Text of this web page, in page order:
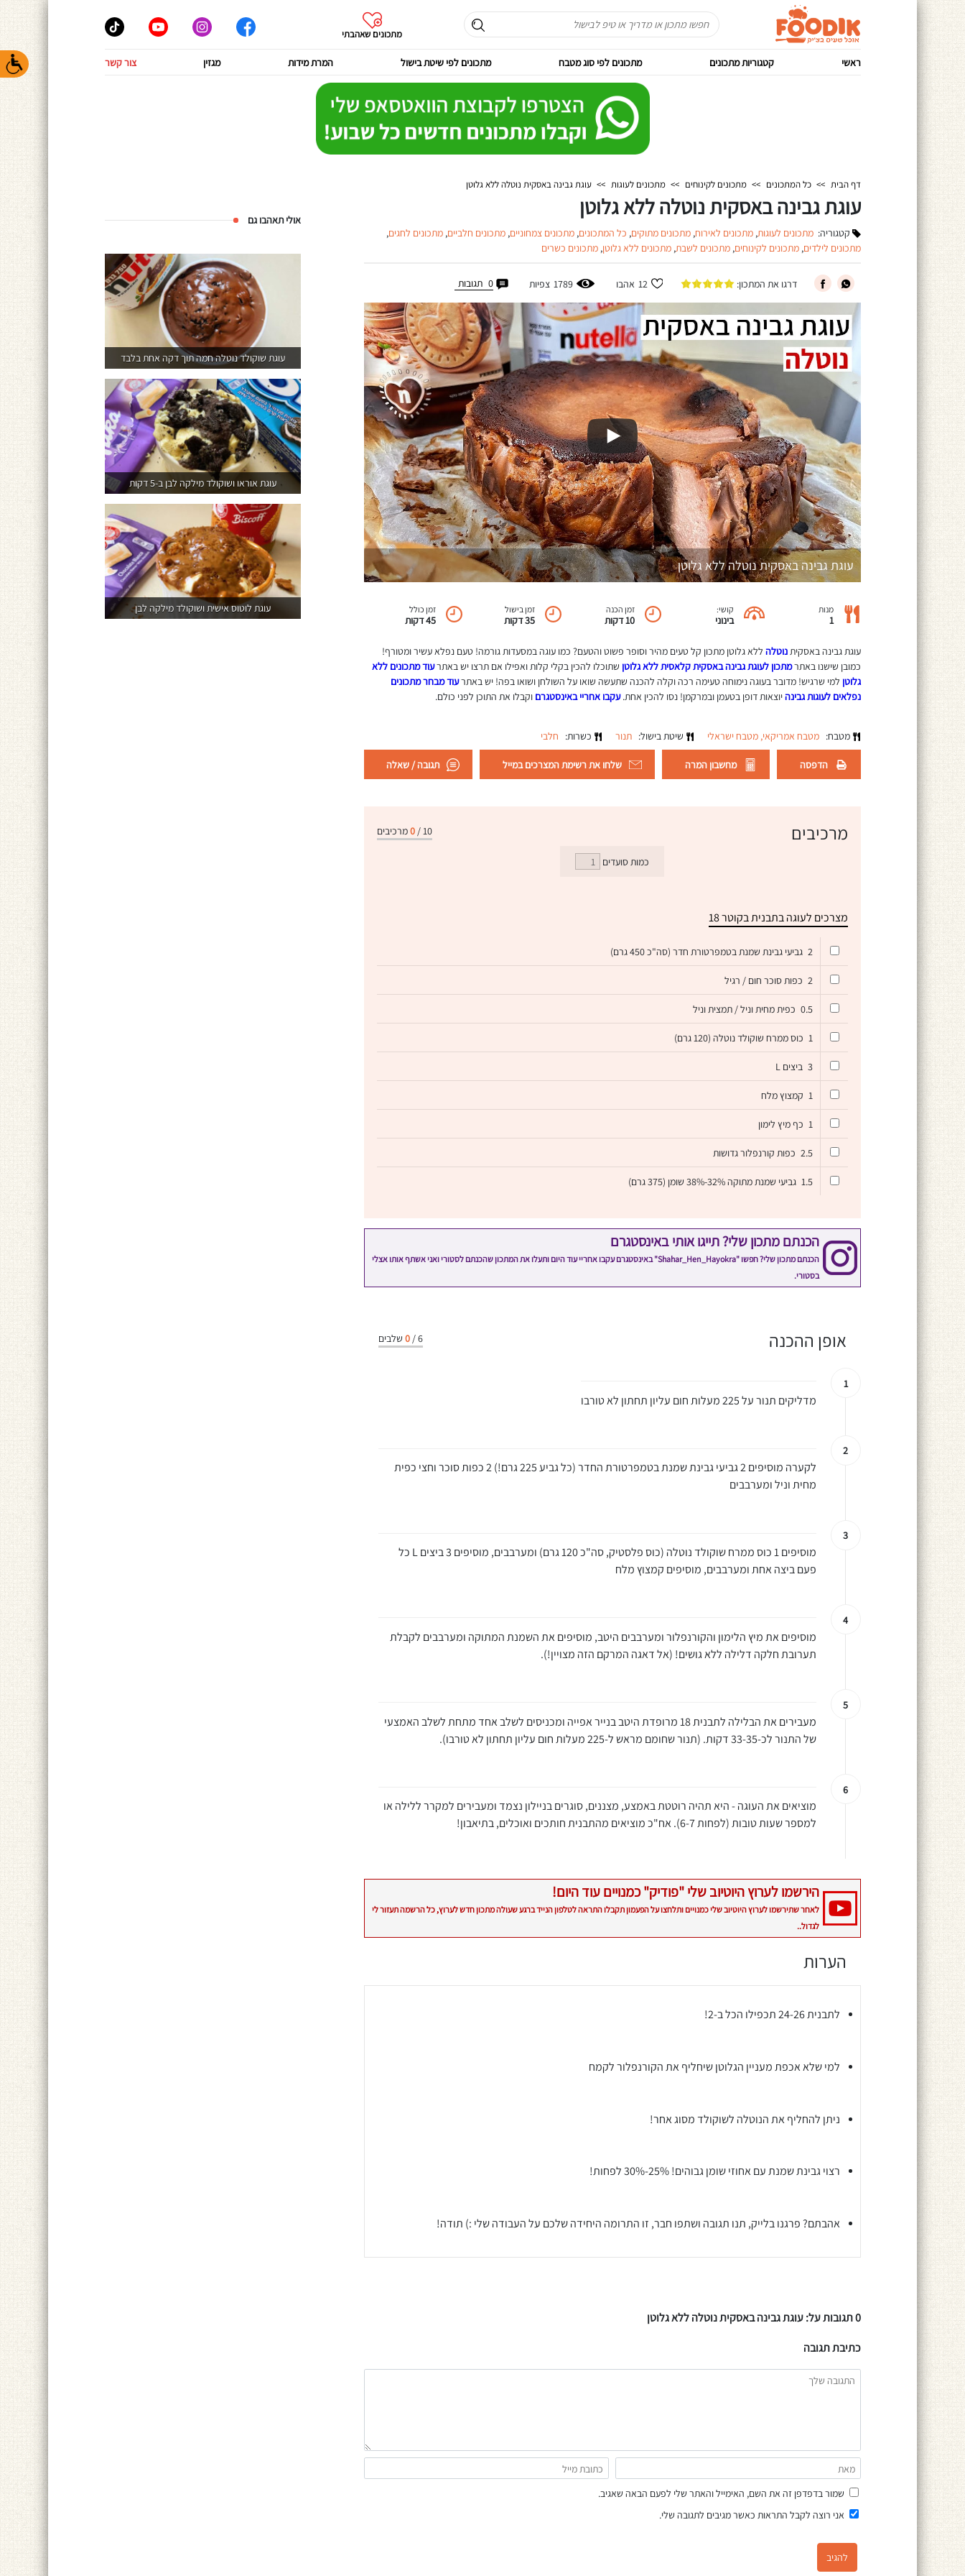
מתכונים שאהבתי
ראשי קטגוריות מתכונים מתכונים לפי סוג מטבח מתכונים לפי שיטת בישול המרת מידות מגזין צור קשר
דף הבית >> כל המתכונים >> מתכונים לקינוחים >> מתכונים לעוגות >> עוגת גבינה באסקית נוטלה ללא גלוטן
עוגת גבינה באסקית נוטלה ללא גלוטן
קטגוריה: מתכונים לעוגות,מתכונים לאירוח,מתכונים מתוקים, כל המתכונים,מתכונים צמחוניים,מתכונים חלביים,מתכונים לחגים,
מתכונים לילדים,מתכונים לקינוחים,מתכונים לשבת,מתכונים ללא גלוטן,מתכונים כשרים
דרגו את המתכון: 12 אהבו 1789 צפיות 0 תגובות
עוגת גבינה באסקית נוטלה ללא גלוטן
מנות
1
קושי:
בינוני
זמן הכנה
10 דקות
זמן בישול
35 דקות
זמן כולל
45 דקות
עוגת גבינה באסקיתנוטלה ללא גלוטן מתכון קל טעים מהיר וסופר פשוט והטעם? כמו עוגה במסעדות גורמה! טעם נפלא עשיר ומטורף!
כמובן שישנו באתרמתכון לעוגת גבינה באסקית קלאסית ללא גלוטן שתוכלו להכין בקלי קלות ואפילו אם תרצו יש באתרעוד מתכונים ללא
גלוטן למי שרגיש! מדובר בעוגה נימוחה טעימה רכה וקלה להכנה שתעשה שואו על השולחן ושואו בפה! יש באתרעוד מבחר מתכונים
נפלאים לעוגות גבינהיוצאות דופן בטעמן ובמרקמן! נסו להכין אחת.עקבו אחריי באינסטגרם וקבלו את התוכן לפני כולם.
מטבח: מטבח אמריקאי, מטבח ישראלי שיטת בישול: תנור כשרות: חלבי
הדפסה מחשבון המרה שלחו את רשימת המצרכים במייל תגובה / שאלה
10
/
0מרכיבים מרכיבים
כמות סועדים
מצרכים לעוגה בתבנית בקוטר 18
2 גביעי גבינת שמנת בטמפרטורת חדר (סה"כ 450 גרם)
2 כפות סוכר חום / רגיל
0.5 כפית מחית וניל / תמצית וניל
1 כוס ממרח שוקולד נוטלה (120 גרם)
3 ביצים L
1 קמצוץ מלח
1 כף מיץ לימון
2.5 כפות קורנפלור גדושות
1.5 גביעי שמנת מתוקה 32%-38% שומן (375 גרם)
הכנתם מתכון שלי? תייגו אותי באינסטגרם
הכנתם מתכון שלי? חפשו "Shahar_Hen_Hayokra" באינסטגרם עקבו אחריי עוד היום ותעלו את המתכון שהכנתם לסטורי ואני אשתף אותו אצלי
בסטורי.
6
/
0 שלבים אופן ההכנה
1
מדליקים תנור על 225 מעלות חום עליון תחתון לא טורבו
2
לקערה מוסיפים 2 גביעי גבינת שמנת בטמפרטורת החדר (כל גביע 225 גרם!) 2 כפות סוכר וחצי כפית
מחית וניל ומערבבים
3
מוסיפים 1 כוס ממרח שוקולד נוטלה (כוס פלסטיק, סה"כ 120 גרם) ומערבבים, מוסיפים 3 ביצים L כל
פעם ביצה אחת ומערבבים, מוסיפים קמצוץ מלח
4
מוסיפים את מיץ הלימון והקורנפלור ומערבבים היטב, מוסיפים את השמנת המתוקה ומערבבים לקבלת
תערובת חלקה דלילה ללא גושים! (אל דאגה המרקם הזה מצויין!).
5
מעבירים את הבלילה לתבנית 18 מרופדת היטב בנייר אפייה ומכניסים לשלב אחד מתחת לשלב האמצעי
של התנור לכ-33-35 דקות. (תנור שחומם מראש ל-225 מעלות חום עליון תחתון לא טורבו).
6
מוציאים את העוגה - היא תהיה רוטטת באמצע, מצננים, סוגרים בניילון נצמד ומעבירים למקרר ללילה או
למספר שעות טובות (לפחות 6-7). אח"כ מוציאים מהתבנית חותכים ואוכלים, בתיאבון!
הירשמו לערוץ היוטיוב שלי "פודיק" כמנויים עוד היום!
לאחר שתירשמו לערוץ היוטיוב שלי כמנויים ותלחצו על הפעמון תקבלו התראה לטלפון הנייד ברגע שעולה מתכון חדש לערוץ, כל הרשמה תעזור לי
לגדול..
הערות
לתבנית 24-26 תכפילו הכל ב-2!
למי שלא אכפת מעניין הגלוטן שיחליף את הקורנפלור לקמח
ניתן להחליף את הנוטלה לשוקולד מסוג אחר!
רצוי גבינת שמנת עם אחוזי שומן גבוהים! 25%-30% לפחות!
אהבתם? פרגנו בלייק, תנו תגובה ושתפו חבר, זו התרומה היחידה שלכם על העבודה שלי :) תודה!
0 תגובות על: עוגת גבינה באסקית נוטלה ללא גלוטן
כתיבת תגובה
שמור בדפדפן זה את השם, האימייל והאתר שלי לפעם הבאה שאגיב.
אני רוצה לקבל התראות כאשר מגיבים לתגובה שלי.
אולי תאהבו גם
עוגת שוקולד נוטלה חמה תוך דקה אחת בלבד
עוגת אוראו ושוקולד מילקה לבן ב-5 דקות
עוגת לוטוס אישית ושוקולד מילקה לבן